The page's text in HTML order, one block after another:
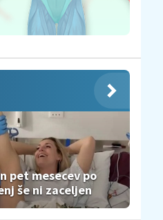
pet mesecev po
še ni zaceljen